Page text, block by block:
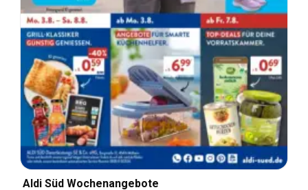
Aldi Süd Wochenangebote